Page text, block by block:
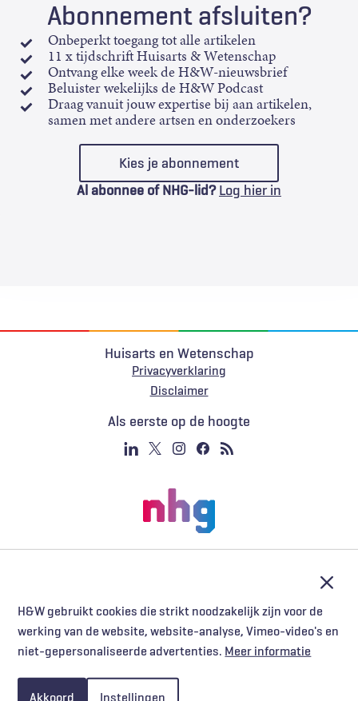
H&W gebruikt cookies die strikt noodzakelijk zijn voor de
werking van de website, website-analyse, Vimeo-video's en
niet-gepersonaliseerde advertenties. Meer informatie
Akkoord Instellingen
Abonnement afsluiten?
Onbeperkt toegang tot alle artikelen
11 x tijdschrift Huisarts & Wetenschap
Ontvang elke week de H&W-nieuwsbrief
Beluister wekelijks de H&W Podcast
Draag vanuit jouw expertise bij aan artikelen,
samen met andere artsen en onderzoekers
Kies je abonnement
Al abonnee of NHG-lid? Log hier in
Huisarts en Wetenschap
Privacyverklaring
Voet
Disclaimer
Als eerste op de hoogte